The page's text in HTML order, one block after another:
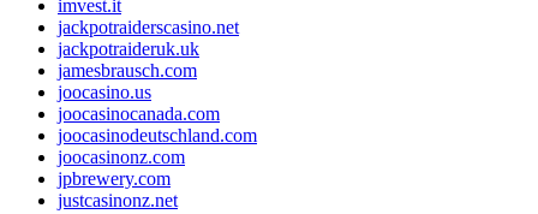
imvest.it
jackpotraiderscasino.net
jackpotraideruk.uk
jamesbrausch.com
joocasino.us
joocasinocanada.com
joocasinodeutschland.com
joocasinonz.com
jpbrewery.com
justcasinonz.net